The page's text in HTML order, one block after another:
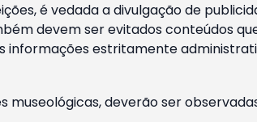
é vedada a divulgação de
devem ser evitados conteúdos
estritamente
museológicas, deverão ser